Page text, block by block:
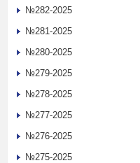
№282-2025
№281-2025
№280-2025
№279-2025
№278-2025
№277-2025
№276-2025
№275-2025